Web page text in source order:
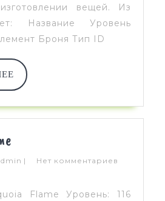
вещей. Из
Название Уровень
Броня Тип ID
ЧИТАТЬ
ДАЛЕЕ
Flame
admin
| Нет комментариев
Flame Уровень: 116